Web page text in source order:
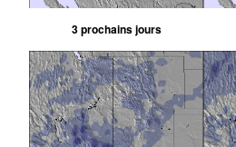
3 prochains jours